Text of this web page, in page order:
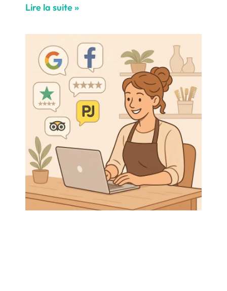
Lire la suite »